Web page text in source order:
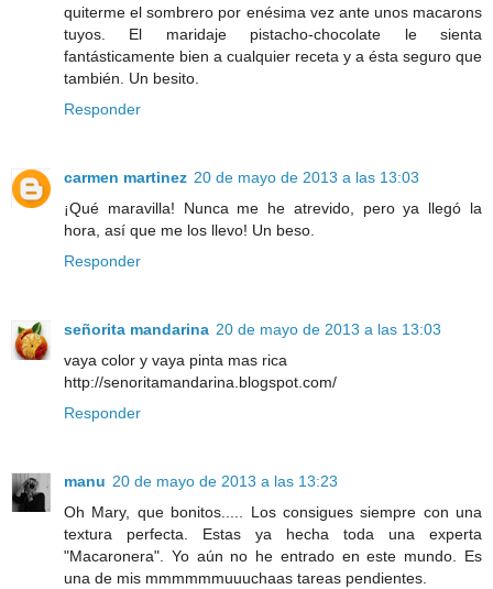
quiterme el sombrero por enésima vez ante unos macarons
tuyos. El maridaje pistacho-chocolate le sienta
fantásticamente bien a cualquier receta y a ésta seguro que
también. Un besito.
Responder
carmen martinez 20 de mayo de 2013 a las 13:03
¡Qué maravilla! Nunca me he atrevido, pero ya llegó la
hora, así que me los llevo! Un beso.
Responder
señorita mandarina 20 de mayo de 2013 a las 13:03
vaya color y vaya pinta mas rica
http://senoritamandarina.blogspot.com/
Responder
manu 20 de mayo de 2013 a las 13:23
Oh Mary, que bonitos..... Los consigues siempre con una
textura perfecta. Estas ya hecha toda una experta
"Macaronera". Yo aún no he entrado en este mundo. Es
una de mis mmmmmmuuuchaas tareas pendientes.